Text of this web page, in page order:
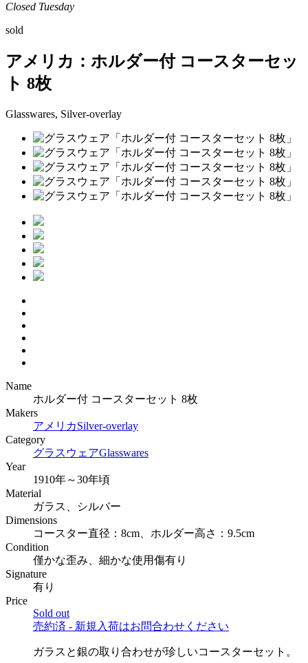
Closed Tuesday
sold
アメリカ：ホルダー付 コースターセッ
ト 8枚
Glasswares, Silver-overlay
Name
ホルダー付 コースターセット 8枚
Makers
アメリカSilver-overlay
Category
グラスウェアGlasswares
Year
1910年～30年頃
Material
ガラス、シルバー
Dimensions
コースター直径：8cm、ホルダー高さ：9.5cm
Condition
僅かな歪み、細かな使用傷有り
Signature
有り
Price
Sold out
売約済 - 新規入荷はお問合わせください
ガラスと銀の取り合わせが珍しいコースターセット。